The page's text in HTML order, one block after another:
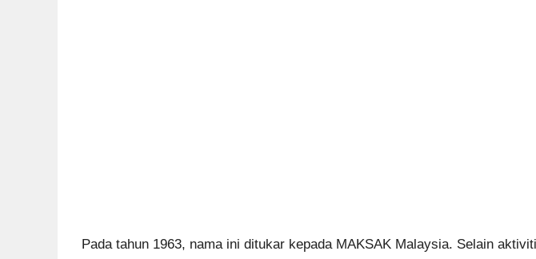
Pada tahun 1963, nama ini ditukar kepada MAKSAK Malaysia. Selain